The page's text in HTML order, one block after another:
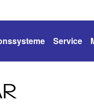
Service